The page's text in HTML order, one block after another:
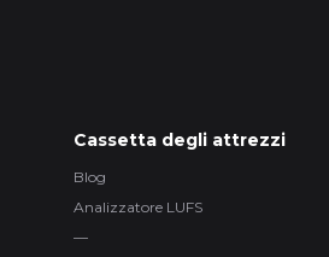
Cassetta degli attrezzi
Blog
Analizzatore LUFS
—